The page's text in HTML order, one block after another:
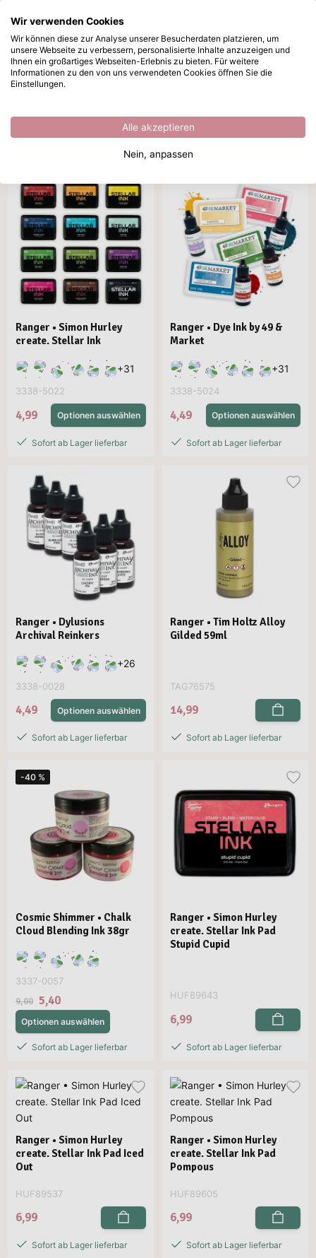
Zum Hauptinhalt springen
Sofort ab Lager lieferbar
Nachfüller
/ Stempeltinten & Sprays / Nachfüller
Marke Ausführung
Ranger • Simon Hurley
create. Stellar Ink
+31
3338-5022
4,99 Optionen auswählen
Sofort ab Lager lieferbar
Ranger • Dye Ink by 49 &
Market
+31
3338-5024
4,49 Optionen auswählen
Sofort ab Lager lieferbar
Ranger • Dylusions
Archival Reinkers
+26
3338-0028
4,49 Optionen auswählen
Sofort ab Lager lieferbar
Ranger • Tim Holtz Alloy
Gilded 59ml
TAG76575
14,99
Sofort ab Lager lieferbar
-40 %
Cosmic Shimmer • Chalk
Cloud Blending Ink 38gr
3337-0057
9,00 5,40
Optionen auswählen
Sofort ab Lager lieferbar
Ranger • Simon Hurley
create. Stellar Ink Pad
Stupid Cupid
HUF89643
6,99
Sofort ab Lager lieferbar
Ranger • Simon Hurley
create. Stellar Ink Pad Iced
Out
HUF89537
6,99
Sofort ab Lager lieferbar
Ranger • Simon Hurley
create. Stellar Ink Pad
Pompous
HUF89605
6,99
Sofort ab Lager lieferbar
Wir verwenden Cookies
Wir können diese zur Analyse unserer Besucherdaten platzieren, um
unsere Webseite zu verbessern, personalisierte Inhalte anzuzeigen und
Ihnen ein großartiges Webseiten-Erlebnis zu bieten. Für weitere
Informationen zu den von uns verwendeten Cookies öffnen Sie die
Einstellungen.
Alle akzeptieren
Nein, anpassen